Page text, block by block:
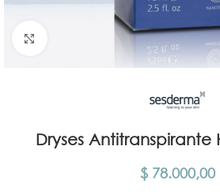
Click para agrandar
Dryses Antitranspirante
$78.000,00